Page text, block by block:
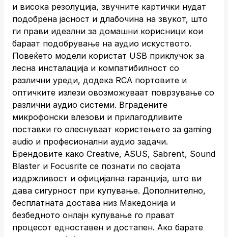
и висока резолуција, звучните картички нудат
подобрена јасност и длабочина на звукот, што
ги прави идеални за домашни корисници кои
бараат подобрување на аудио искуството.
Повеќето модели користат USB приклучок за
лесна инсталација и компатибилност со
различни уреди, додека RCA портовите и
оптичките излези овозможуваат поврзување со
различни аудио системи. Вградените
микрофонски влезови и прилагодливите
поставки го олеснуваат користењето за gaming
audio и професионални аудио задачи.
Брендовите како Creative, ASUS, Sabrent, Sound
Blaster и Focusrite се познати по својата
издржливост и официјална гаранција, што ви
дава сигурност при купување. Дополнително,
бесплатната достава низ Македонија и
безбедното онлајн купување го прават
процесот едноставен и достапен. Ако барате